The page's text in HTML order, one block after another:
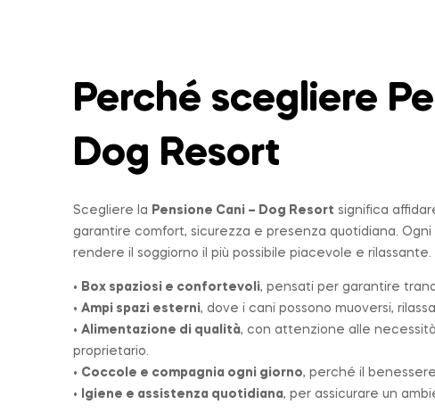
Perché scegliere
Dog Resort
Scegliere la Pensione Cani – Dog Resort significa
garantire comfort, sicurezza e presenza quotidiana.
rendere il soggiorno il più possibile piacevole e rilassante.
• Box spaziosi e confortevoli, pensati per garantire
• Ampi spazi esterni, dove i cani possono muoversi,
• Alimentazione di qualità, con attenzione alle
proprietario.
• Coccole e compagnia ogni giorno, perché il
•
Igiene e assistenza quotidiana, per assicurare un